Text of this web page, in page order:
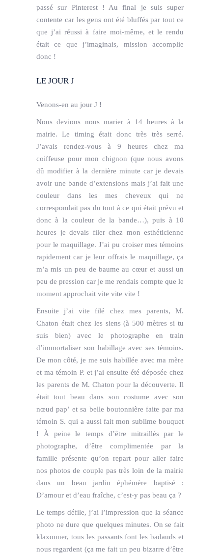
passé sur Pinterest ! Au final je suis super
contente car les gens ont été bluffés par tout ce
que j’ai réussi à faire moi-même, et le rendu
était ce que j’imaginais, mission accomplie
donc !
LE JOUR J
Venons-en au jour J !
Nous devions nous marier à 14 heures à la
mairie. Le timing était donc très très serré.
J’avais rendez-vous à 9 heures chez ma
coiffeuse pour mon chignon (que nous avons
dû modifier à la dernière minute car je devais
avoir une bande d’extensions mais j’ai fait une
couleur dans les mes cheveux qui ne
correspondait pas du tout à ce qui était prévu et
donc à la couleur de la bande…), puis à 10
heures je devais filer chez mon esthéticienne
pour le maquillage. J’ai pu croiser mes témoins
rapidement car je leur offrais le maquillage, ça
m’a mis un peu de baume au cœur et aussi un
peu de pression car je me rendais compte que le
moment approchait vite vite vite !
Ensuite j’ai vite filé chez mes parents, M.
Chaton était chez les siens (à 500 mètres si tu
suis bien) avec le photographe en train
d’immortaliser son habillage avec ses témoins.
De mon côté, je me suis habillée avec ma mère
et ma témoin P. et j’ai ensuite été déposée chez
les parents de M. Chaton pour la découverte. Il
était tout beau dans son costume avec son
nœud pap’ et sa belle boutonnière faite par ma
témoin S. qui a aussi fait mon sublime bouquet
! À peine le temps d’être mitraillés par le
photographe, d’être complimentée par la
famille présente qu’on repart pour aller faire
nos photos de couple pas très loin de la mairie
dans un beau jardin éphémère baptisé :
D’amour et d’eau fraîche, c’est-y pas beau ça ?
Le temps défile, j’ai l’impression que la séance
photo ne dure que quelques minutes. On se fait
klaxonner, tous les passants font les badauds et
nous regardent (ça me fait un peu bizarre d’être